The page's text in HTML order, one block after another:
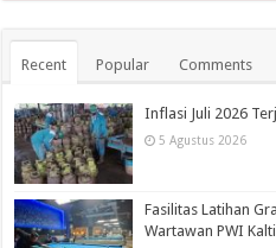
Recent Popular Comments
Inflasi Juli 2026
5 Agustus 2026
Fasilitas Latihan
Wartawan PWI